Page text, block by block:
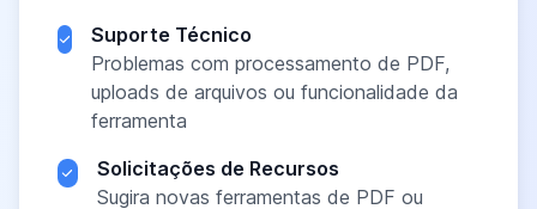
Suporte Técnico
Problemas com processamento de PDF,
uploads de arquivos ou funcionalidade da
ferramenta
Solicitações de Recursos
Sugira novas ferramentas de PDF ou